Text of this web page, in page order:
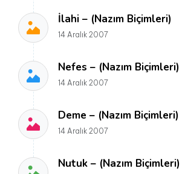
İlahi – (Nazım Biçimleri)
14 Aralık 2007
Nefes – (Nazım Biçimleri)
14 Aralık 2007
Deme – (Nazım Biçimleri)
14 Aralık 2007
Nutuk – (Nazım Biçimleri)